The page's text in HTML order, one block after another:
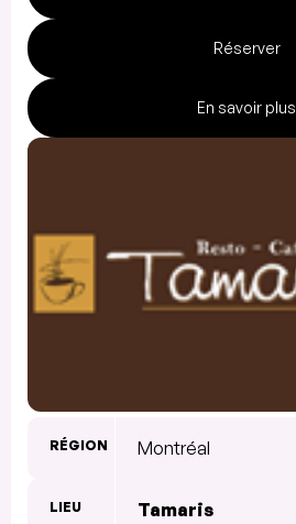
Réserver
En savoir plus
RÉGION Montréal
LIEU
Tamaris